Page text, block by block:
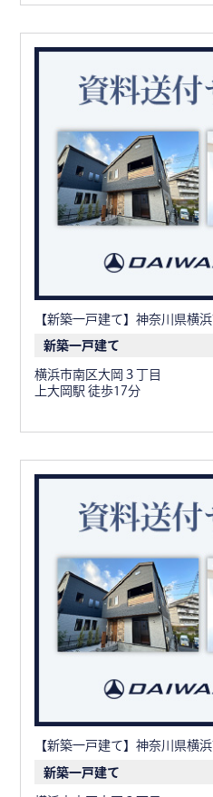
【新築一戸建て】神奈川県横
新築一戸建て
横浜市南区大岡３丁目
上大岡駅 徒歩17分
【新築一戸建て】神奈川県横
新築一戸建て